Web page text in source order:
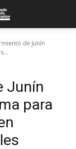
de Junín
Junín
para